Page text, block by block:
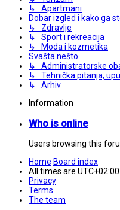
↳ Apartmani
Dobar izgled i kako ga
↳ Zdravlje
↳ Sport i rekreacija
↳ Moda i kozmetika
Svašta nešto
↳ Administratorske
↳ Tehnička pitanja,
↳ Arhiv
Information
Who is online
Users browsing this
Home Board index
All times are UTC+02:00
Privacy
Terms
The team